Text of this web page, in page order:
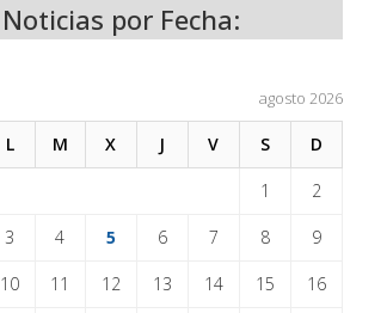
Noticias por Fecha:
agosto 2026
L M X J V S D
1 2
3 4 5 6 7 8 9
10 11 12 13 14 15 16